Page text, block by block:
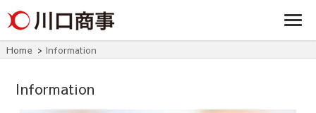
事株式
会社
アパート・マンシ
ョン・マンショ
ン・店舗・事務所
は川口商事株式会
Home Information
Information